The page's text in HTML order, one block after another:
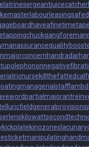
latrinesergeantjuicecatcher
labourleasing
haveafinetime
tappingchuckgangforeman
majorconcernhandradar
killthefattedcalf
managerialstaff
partialmajorant
generalprovisions
kilowattsecond
kickplatekinozones
manipulatinghand